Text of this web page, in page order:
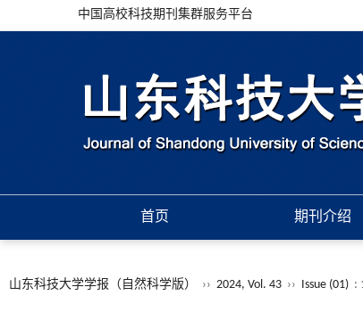
中国高校科技期刊集群服务平台
首页 期刊介绍
山东科技大学学报（自然科学版） ›› 2024, Vol. 43 ›› Issue (01) :